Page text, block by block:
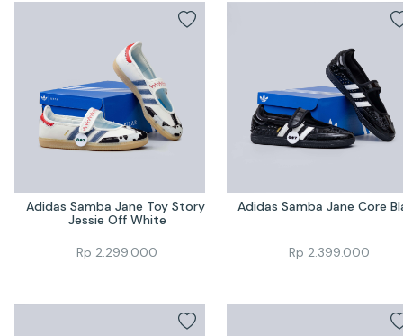
Adidas Samba Jane Toy Story
Jessie Off White
Rp 2.299.000
Adidas Samba Jane Core
Rp 2.399.000